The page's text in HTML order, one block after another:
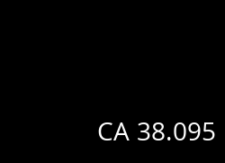
CA 38.095